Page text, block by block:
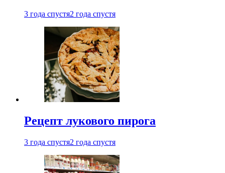
3 года спустя2 года спустя
Рецепт лукового пирога
3 года спустя2 года спустя